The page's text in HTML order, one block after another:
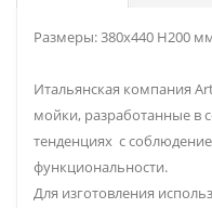
Размеры: 380х440 H200
Итальянская компания
мойки, разработанные в
тенденциях с
функциональности.
Для изготовления